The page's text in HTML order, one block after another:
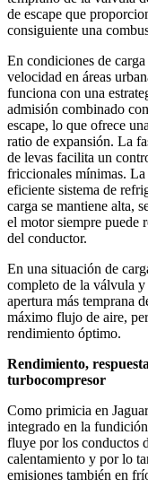
de escape que
consiguiente una
En condiciones de
velocidad en áreas
funciona con una
admisión combinado
escape, lo que ofrece
ratio de expansión. La
de levas facilita un
friccionales mínimas.
eficiente sistema de
carga se mantiene alta,
el motor siempre puede
del conductor.
En una situación de
completo de la válvula
apertura más temprana
máximo flujo de aire,
rendimiento óptimo.
Rendimiento,
turbocompresor
Como primicia en
integrado en la
fluye por los conductos
calentamiento y por lo
emisiones también en